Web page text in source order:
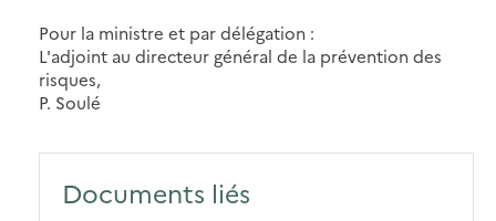
Pour la ministre et par délégation :
L'adjoint au directeur général de la prévention des
risques,
P. Soulé
Documents liés